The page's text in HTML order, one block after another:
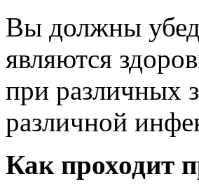
Вы должны
являются
при различных
различной
Как проходит